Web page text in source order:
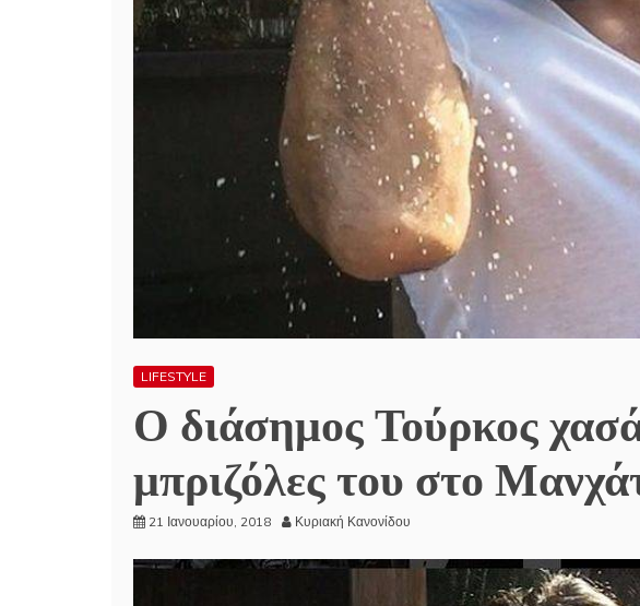
LIFESTYLE
Ο διάσημος Τούρκος
μπριζόλες του στο
21 Ιανουαρίου, 2018 Κυριακή Κανονίδου